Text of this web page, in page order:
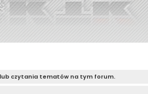
czytania tematów na tym forum.